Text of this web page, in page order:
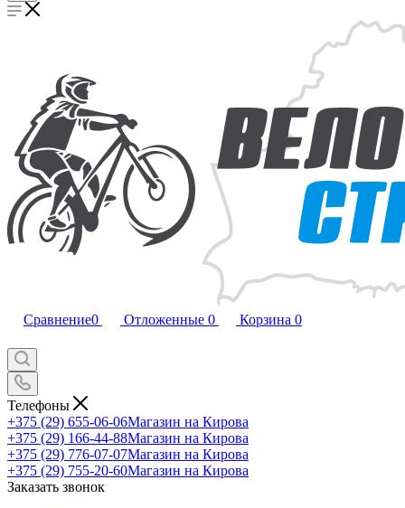
Сравнение0 Отложенные 0 Корзина 0
Телефоны
+375 (29) 655-06-06Магазин на Кирова
+375 (29) 166-44-88Магазин на Кирова
+375 (29) 776-07-07Магазин на Кирова
+375 (29) 755-20-60Магазин на Кирова
Заказать звонок